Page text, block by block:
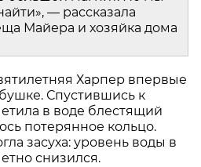
— рассказала
Майера и хозяйка дома
Харпер впервые
Спустившись к
в воде блестящий
потерянное кольцо.
засуха: уровень воды в
снизился.